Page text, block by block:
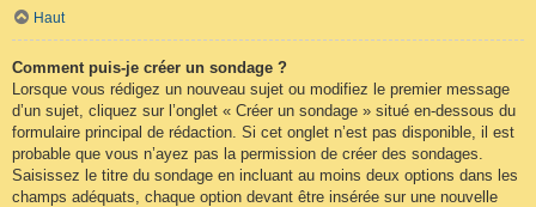
Haut
Comment puis-je créer un sondage ?
Lorsque vous rédigez un nouveau sujet ou modifiez le premier message
d’un sujet, cliquez sur l’onglet « Créer un sondage » situé en-dessous du
formulaire principal de rédaction. Si cet onglet n’est pas disponible, il est
probable que vous n’ayez pas la permission de créer des sondages.
Saisissez le titre du sondage en incluant au moins deux options dans les
champs adéquats, chaque option devant être insérée sur une nouvelle